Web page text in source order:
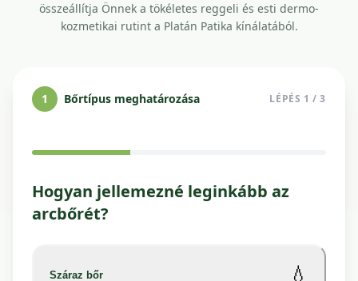
összeállítja Önnek a tökéletes reggeli és esti dermo-
kozmetikai rutint a Platán Patika kínálatából.
1 Bőrtípus meghatározása LÉPÉS 1 / 3
Hogyan jellemezné leginkább az
arcbőrét?
Száraz bőr 💧